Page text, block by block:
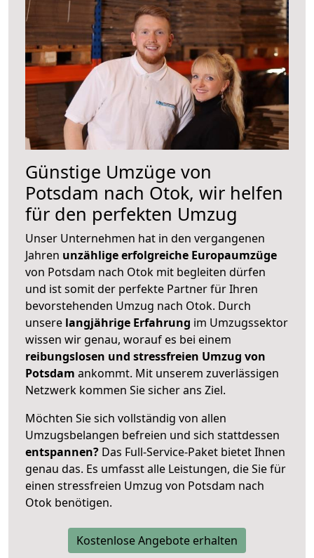
Günstige Umzüge von
Potsdam nach Otok, wir helfen
für den perfekten Umzug
Unser Unternehmen hat in den vergangenen
Jahren unzählige erfolgreiche Europaumzüge
von Potsdam nach Otok mit begleiten dürfen
und ist somit der perfekte Partner für Ihren
bevorstehenden Umzug nach Otok. Durch
unsere langjährige Erfahrung im Umzugssektor
wissen wir genau, worauf es bei einem
reibungslosen und stressfreien Umzug von
Potsdam ankommt. Mit unserem zuverlässigen
Netzwerk kommen Sie sicher ans Ziel.
Möchten Sie sich vollständig von allen
Umzugsbelangen befreien und sich stattdessen
entspannen? Das Full-Service-Paket bietet Ihnen
genau das. Es umfasst alle Leistungen, die Sie für
einen stressfreien Umzug von Potsdam nach
Otok benötigen.
Kostenlose Angebote erhalten